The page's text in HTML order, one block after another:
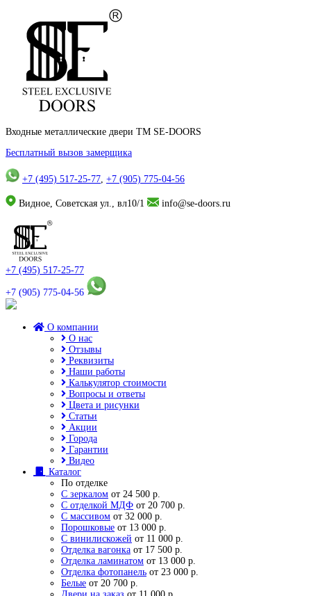
Входные металлические двери TM SE-DOORS
Бесплатный вызов замерщика
+7 (495) 517-25-77, +7 (905) 775-04-56
Видное, Советская ул., вл10/1 info@se-doors.ru
+7 (495) 517-25-77
+7 (905) 775-04-56
О компании
О нас
Отзывы
Реквизиты
Наши работы
Калькулятор стоимости
Вопросы и ответы
Цвета и рисунки
Статьи
Акции
Города
Гарантии
Видео
Каталог
По отделке
С зеркалом от 24 500 р.
С отделкой МДФ от 20 700 р.
С массивом от 32 000 р.
Порошковые от 13 000 р.
С винилискожей от 11 000 р.
Отделка вагонка от 17 500 р.
Отделка ламинатом от 13 000 р.
Отделка фотопанель от 23 000 р.
Белые от 20 700 р.